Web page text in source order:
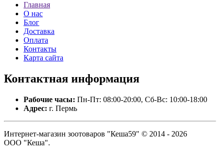
Главная
О нас
Блог
Доставка
Оплата
Контакты
Карта сайта
Контактная информация
Рабочие часы: Пн-Пт: 08:00-20:00, Сб-Вс: 10:00-18:00
Адрес: г. Пермь
Интернет-магазин зоотоваров "Кеша59" © 2014 - 2026
ООО "Кеша".